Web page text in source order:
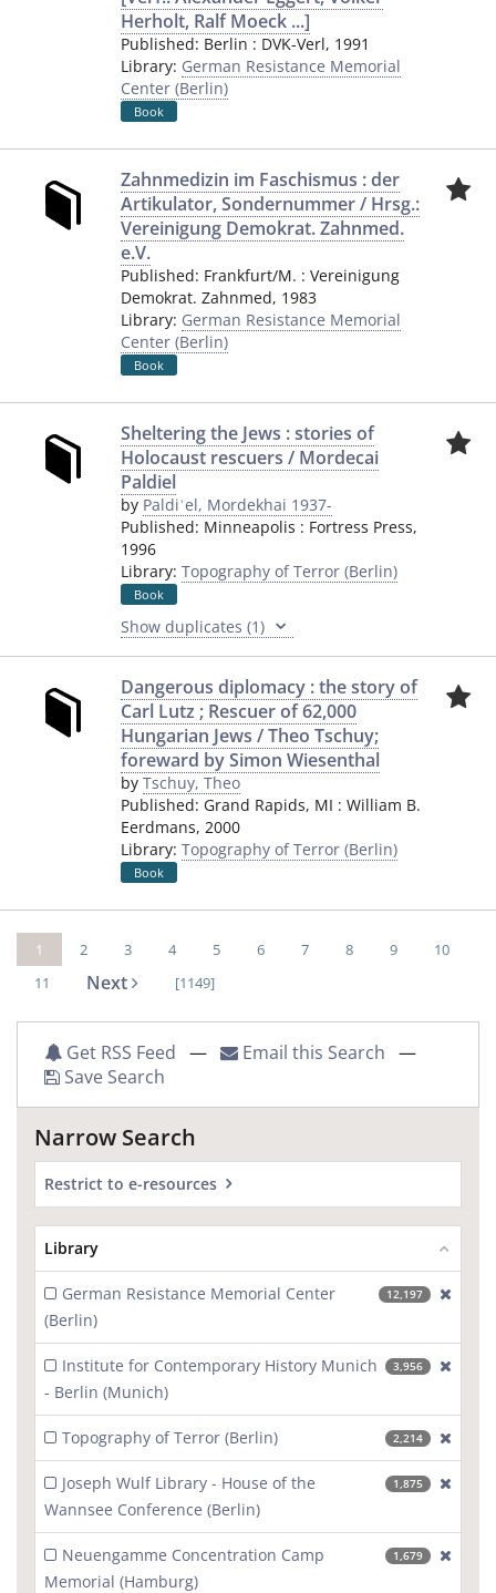
Herholt, Ralf Moeck ...]
Published: Berlin : DVK-Verl, 1991
Library: German Resistance Memorial
Center (Berlin)
Book
Zahnmedizin im Faschismus : der
Artikulator, Sondernummer / Hrsg.:
Vereinigung Demokrat. Zahnmed.
e.V.
Published: Frankfurt/M. : Vereinigung
Demokrat. Zahnmed, 1983
Library: German Resistance Memorial
Center (Berlin)
Book
Sheltering the Jews : stories of
Holocaust rescuers / Mordecai
Paldiel
by Paldiʾel, Mordekhai 1937-
Published: Minneapolis : Fortress Press,
1996
Library: Topography of Terror (Berlin)
Book
Show duplicates (1)
Dangerous diplomacy : the story of
Carl Lutz ; Rescuer of 62,000
Hungarian Jews / Theo Tschuy;
foreward by Simon Wiesenthal
by Tschuy, Theo
Published: Grand Rapids, MI : William B.
Eerdmans, 2000
Library: Topography of Terror (Berlin)
Book
1 2 3 4 5 6 7 8 9
10
11
Next [1149]
Get RSS Feed — Email this Search —
Save Search
Narrow Search
Restrict to e-resources
Library
German Resistance Memorial Center
(Berlin)
12,197
Institute for Contemporary History Munich
- Berlin (Munich)
3,956
Topography of Terror (Berlin) 2,214
Joseph Wulf Library - House of the
Wannsee Conference (Berlin)
1,875
Neuengamme Concentration Camp
Memorial (Hamburg)
1,679